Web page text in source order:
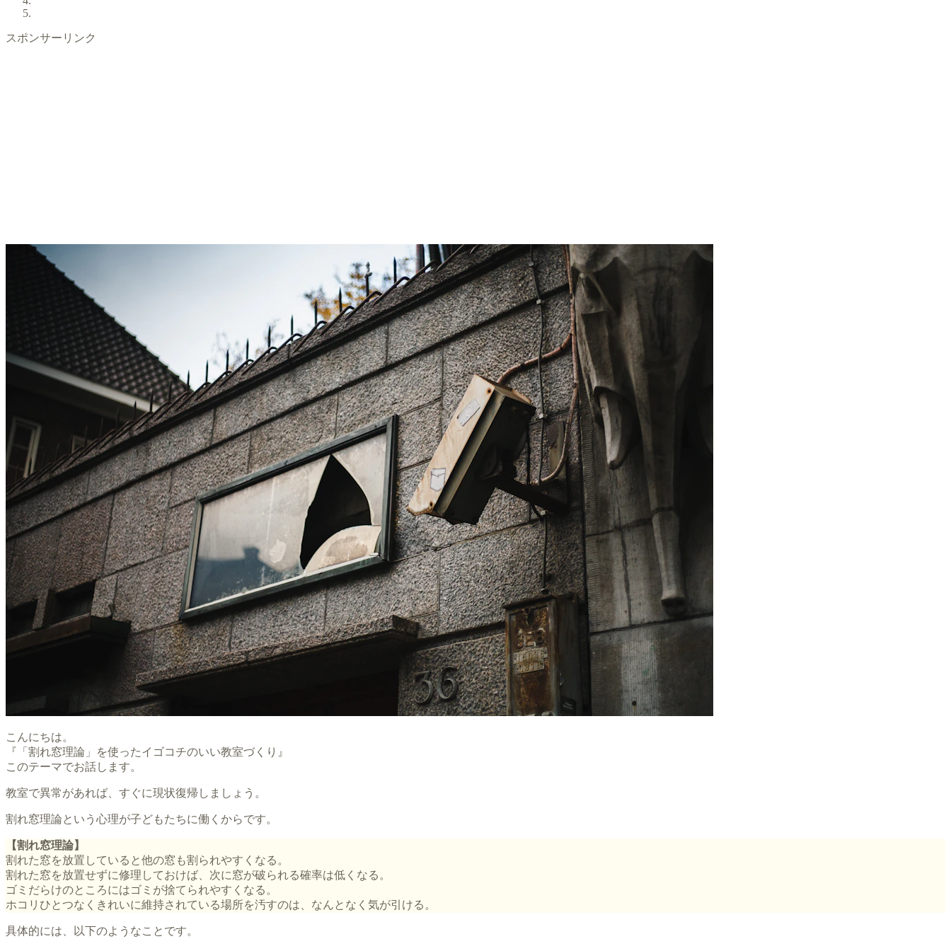
スポンサーリンク
こんにちは。
『「割れ窓理論」を使ったイゴコチのいい教室づくり』
このテーマでお話します。
教室で異常があれば、すぐに現状復帰しましょう。
割れ窓理論という心理が子どもたちに働くからです。
【割れ窓理論】
割れた窓を放置していると他の窓も割られやすくなる。
割れた窓を放置せずに修理しておけば、次に窓が破られる確率は低くなる。
ゴミだらけのところにはゴミが捨てられやすくなる。
ホコリひとつなくきれいに維持されている場所を汚すのは、なんとなく気が引ける。
具体的には、以下のようなことです。